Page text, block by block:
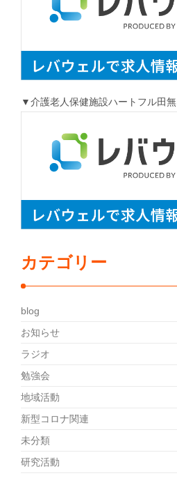
▼介護老人保健施設ハートフル田無
カテゴリー
blog
お知らせ
ラジオ
勉強会
地域活動
新型コロナ関連
未分類
研究活動